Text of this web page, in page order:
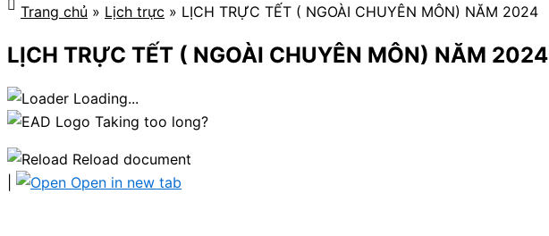
Trang chủ » Lịch trực » LỊCH TRỰC TẾT ( NGOÀI CHUYÊN MÔN) NĂM 2024
LỊCH TRỰC TẾT ( NGOÀI CHUYÊN MÔN) NĂM 2024
Loading...
Taking too long?
Reload document
Open in new tab